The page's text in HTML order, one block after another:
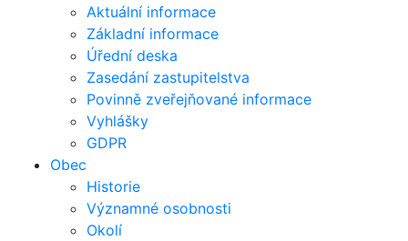
Aktuální informace
Základní informace
Úřední deska
Zasedání zastupitelstva
Povinně zveřejňované informace
Vyhlášky
GDPR
Obec
Historie
Významné osobnosti
Okolí